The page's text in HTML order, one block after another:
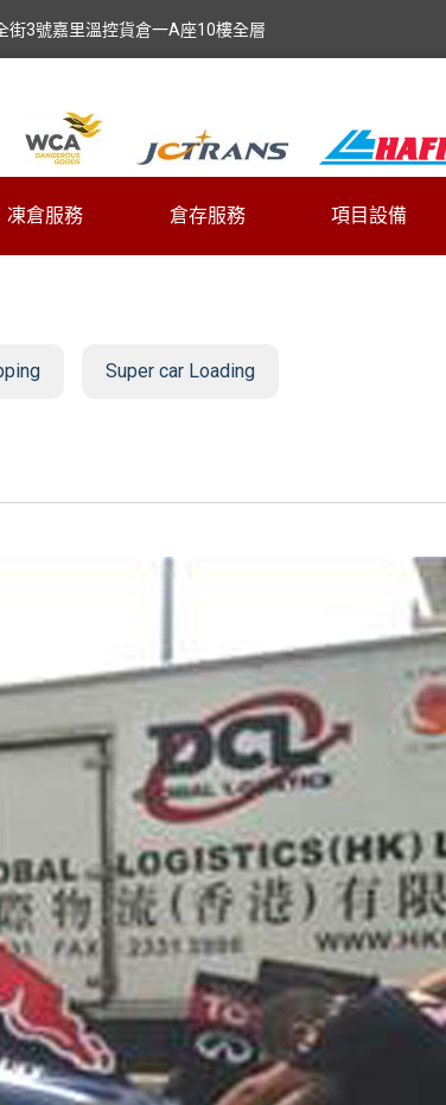
街3號嘉里溫控貨倉一A座10樓全層
凍倉服務 倉存服務 項目設備
Super car Loading